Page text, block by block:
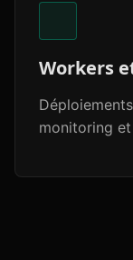
Workers
monitoring